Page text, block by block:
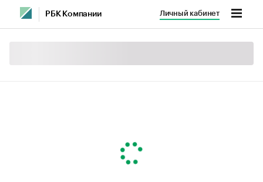
РБК Компании Личный кабинет